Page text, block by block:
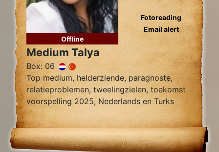
Offline
Fotoreading
Email alert
Medium Talya
Box: 06
Top medium, helderziende, paragnoste,
relatieproblemen, tweelingzielen, toekomst
voorspelling 2025, Nederlands en Turks
sprekend.